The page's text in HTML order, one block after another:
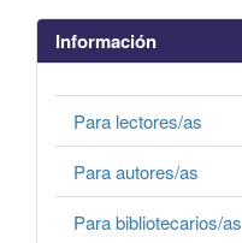
Información
Para lectores/as
Para autores/as
Para bibliotecarios/as